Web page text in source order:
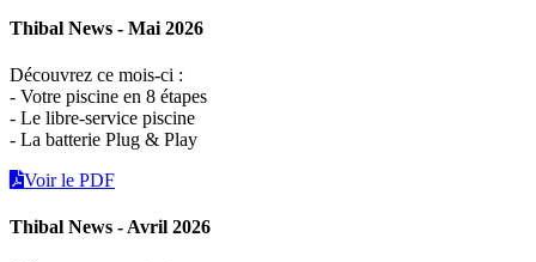
Thibal News - Mai 2026
Découvrez ce mois-ci :
- Votre piscine en 8 étapes
- Le libre-service piscine
- La batterie Plug & Play
Voir le PDF
Thibal News - Avril 2026